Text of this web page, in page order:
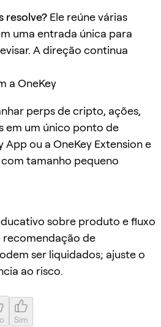
resolve? Ele reúne várias
uma entrada única para
A direção continua
a OneKey
perps de cripto, ações,
em um único ponto de
App ou a OneKey Extension e
tamanho pequeno
sobre produto e fluxo
recomendação de
ser liquidados; ajuste o
ao risco.
Sim